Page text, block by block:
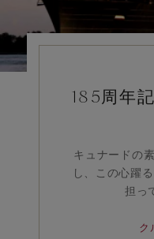
185周年
キュナードの
し、この心躍
担っ
ク